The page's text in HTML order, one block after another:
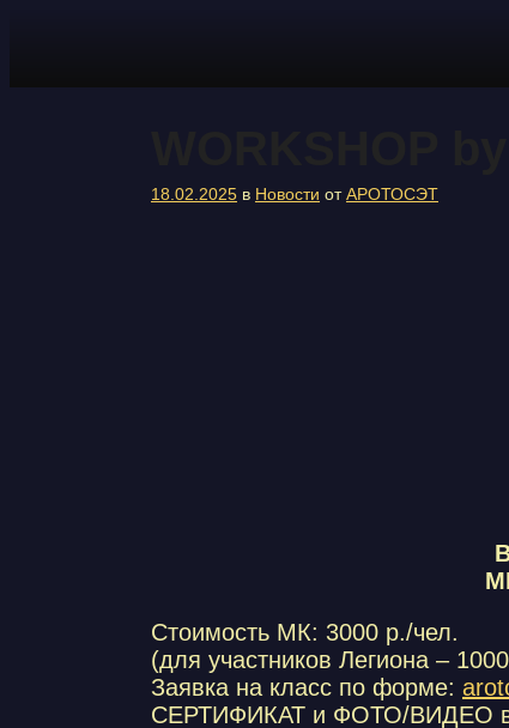
18.02.2025 в Новости отАРОТОСЭТ
Стоимость МК: 3000 р./чел.
(для участников Легиона –
Заявка на класс по форме:
СЕРТИФИКАТ и ФОТО/ВИДЕО в